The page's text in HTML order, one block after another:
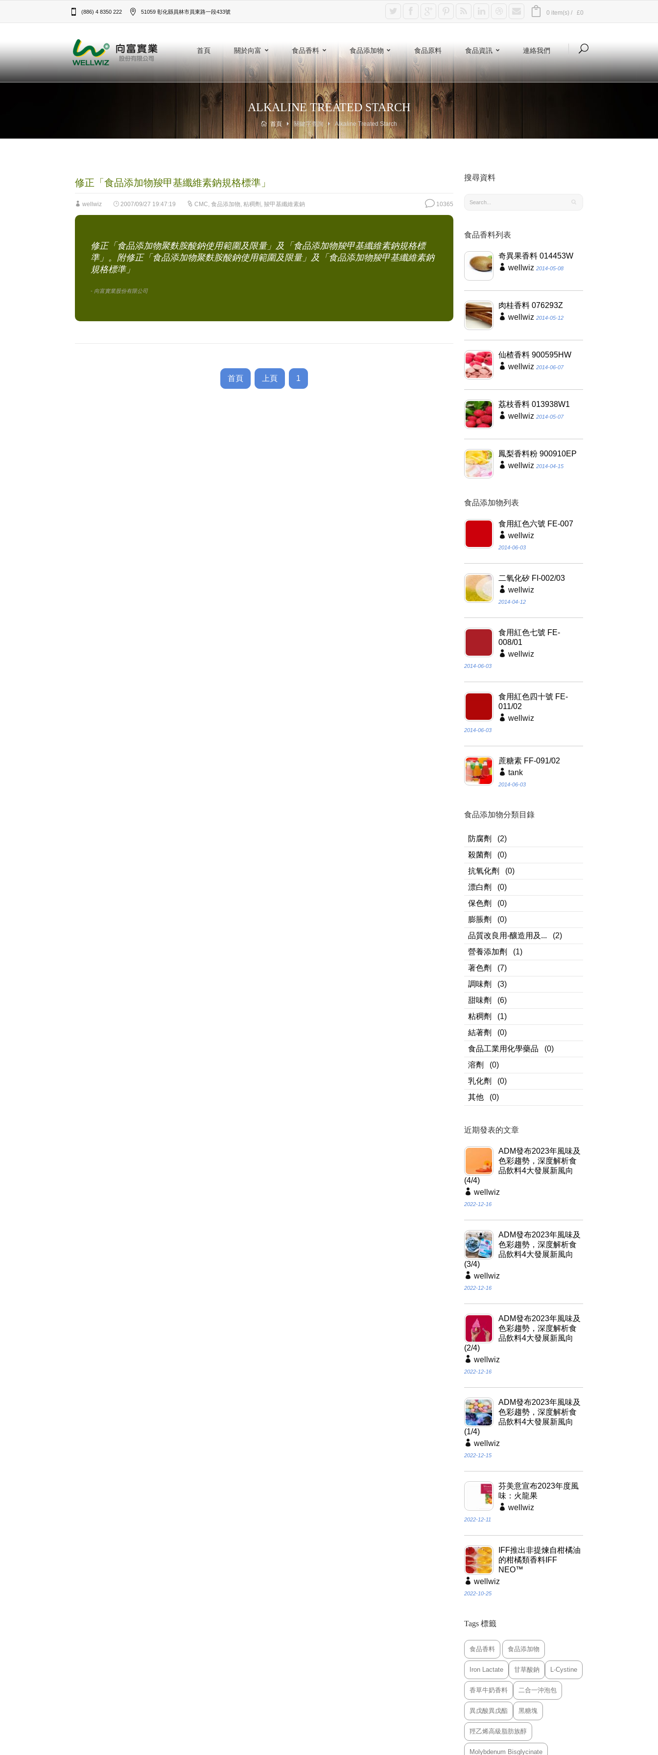
(886) 4 8350 222 51059 彰化縣員林市員東路一段433號‎ 0 item(s) / £0
首頁 關於向富 食品香料 食品添加物 食品原料 食品資訊 連絡我們
ALKALINE TREATED STARCH
首頁 關鍵字查詢 Alkaline Treated Starch
修正「食品添加物羧甲基纖維素鈉規格標準」
wellwiz 2007/09/27 19:47:19 CMC, 食品添加物, 粘稠劑 , 羧甲基纖維素鈉 10365
修正「食品添加物聚麩胺酸鈉使用範圍及限量」及「食品添加物羧甲基纖維素鈉規格標
準」。附修正「食品添加物聚麩胺酸鈉使用範圍及限量」及「食品添加物羧甲基纖維素鈉
規格標準」
- 向富實業股份有限公司
首頁 上頁 1
搜尋資料
食品香料列表
奇異果香料 014453W
wellwiz 2014-05-08
肉桂香料 076293Z
wellwiz 2014-05-12
仙楂香料 900595HW
wellwiz 2014-06-07
荔枝香料 013938W1
wellwiz 2014-05-07
鳳梨香料粉 900910EP
wellwiz 2014-04-15
食品添加物列表
食用紅色六號 FE-007
wellwiz
2014-06-03
二氧化矽 FI-002/03
wellwiz
2014-04-12
食用紅色七號 FE-
008/01
wellwiz
2014-06-03
食用紅色四十號 FE-
011/02
wellwiz
2014-06-03
蔗糖素 FF-091/02
tank
2014-06-03
食品添加物分類目錄
防腐劑
(2)
殺菌劑
(0)
抗氧化劑
(0)
漂白劑
(0)
保色劑
(0)
膨脹劑
(0)
品質改良用-釀造用及...
(2)
營養添加劑
(1)
著色劑
(7)
調味劑
(3)
甜味劑
(6)
粘稠劑
(1)
結著劑
(0)
食品工業用化學藥品
(0)
溶劑
(0)
乳化劑
(0)
其他
(0)
近期發表的文章
ADM發布2023年風味及
色彩趨勢，深度解析食
品飲料4大發展新風向
(4/4)
wellwiz
2022-12-16
ADM發布2023年風味及
色彩趨勢，深度解析食
品飲料4大發展新風向
(3/4)
wellwiz
2022-12-16
ADM發布2023年風味及
色彩趨勢，深度解析食
品飲料4大發展新風向
(2/4)
wellwiz
2022-12-16
ADM發布2023年風味及
色彩趨勢，深度解析食
品飲料4大發展新風向
(1/4)
wellwiz
2022-12-15
芬美意宣布2023年度風
味：火龍果
wellwiz
2022-12-11
IFF推出非提煉自柑橘油
的柑橘類香料IFF
NEO™
wellwiz
2022-10-25
Tags 標籤
食品香料 食品添加物
Iron Lactate 甘草酸鈉 L-Cystine
香草牛奶香料 二合一沖泡包
異戊酸異戊酯 黑糖塊
羥乙烯高級脂肪族醇
Molybdenum Bisglycinate